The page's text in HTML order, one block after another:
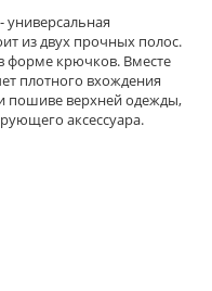
универсальная
из двух прочных полос.
форме крючков. Вместе
плотного вхождения
пошиве верхней одежды,
аксессуара.